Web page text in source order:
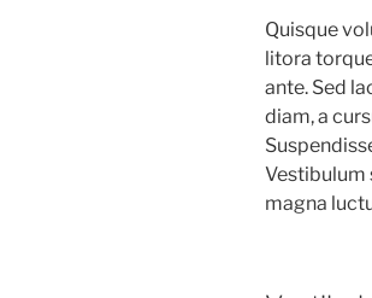
Quisque
litora
ante. Sed
diam, a
Vestibulum
magna